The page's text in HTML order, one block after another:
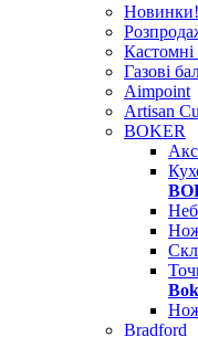
Газові
Aimpoint
Artisan
BOKER
Bradford